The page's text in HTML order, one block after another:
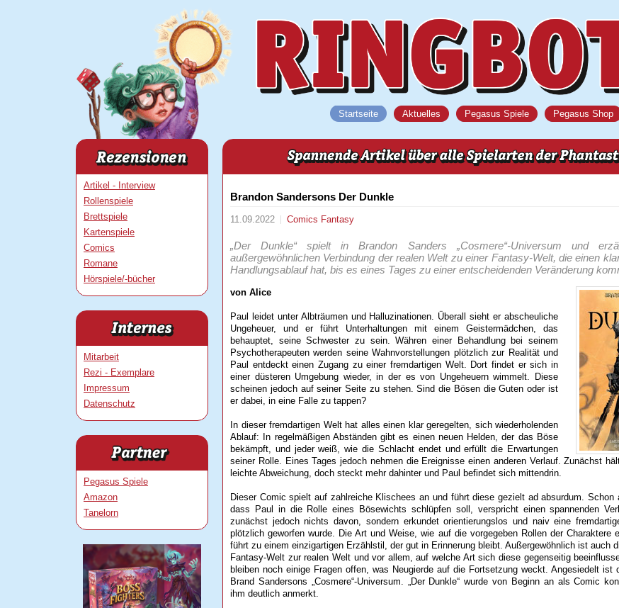
Startseite Aktuelles Pegasus Spiele Pegasus Shop
Artikel - Interview
Rollenspiele
Brettspiele
Kartenspiele
Comics
Romane
Hörspiele/-bücher
Mitarbeit
Rezi - Exemplare
Impressum
Datenschutz
Pegasus Spiele
Amazon
Tanelorn
Brandon Sandersons Der Dunkle
11.09.2022 Comics Fantasy
„Der Dunkle“ spielt in Brandon Sanders „Cosmere“-Universum und
außergewöhnlichen Verbindung der realen Welt zu einer Fantasy-Welt, die einen
Handlungsablauf hat, bis es eines Tages zu einer entscheidenden Veränderung
von Alice
Paul leidet unter Albträumen und Halluzinationen. Überall sieht er abscheuliche
Ungeheuer, und er führt Unterhaltungen mit einem Geistermädchen, das
behauptet, seine Schwester zu sein. Währen einer Behandlung bei seinem
Psychotherapeuten werden seine Wahnvorstellungen plötzlich zur Realität und
Paul entdeckt einen Zugang zu einer fremdartigen Welt. Dort findet er sich in
einer düsteren Umgebung wieder, in der es von Ungeheuern wimmelt. Diese
scheinen jedoch auf seiner Seite zu stehen. Sind die Bösen die Guten oder ist
er dabei, in eine Falle zu tappen?
In dieser fremdartigen Welt hat alles einen klar geregelten, sich wiederholenden
Ablauf: In regelmäßigen Abständen gibt es einen neuen Helden, der das Böse
bekämpft, und jeder weiß, wie die Schlacht endet und erfüllt die Erwartungen
seiner Rolle. Eines Tages jedoch nehmen die Ereignisse einen anderen Verlauf. Zunächst
leichte Abweichung, doch steckt mehr dahinter und Paul befindet sich mittendrin.
Dieser Comic spielt auf zahlreiche Klischees an und führt diese gezielt ad absurdum. Schon
dass Paul in die Rolle eines Bösewichts schlüpfen soll, verspricht einen spannenden
zunächst jedoch nichts davon, sondern erkundet orientierungslos und naiv eine
plötzlich geworfen wurde. Die Art und Weise, wie auf die vorgegeben Rollen der Charaktere
führt zu einem einzigartigen Erzählstil, der gut in Erinnerung bleibt. Außergewöhnlich ist auch
Fantasy-Welt zur realen Welt und vor allem, auf welche Art sich diese gegenseitig
bleiben noch einige Fragen offen, was Neugierde auf die Fortsetzung weckt. Angesiedelt ist
Brand Sandersons „Cosmere“-Universum. „Der Dunkle“ wurde von Beginn an als Comic
ihm deutlich anmerkt.